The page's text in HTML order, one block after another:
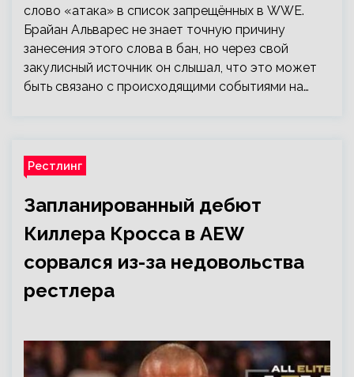
слово «атака» в список запрещённых в WWE.
Брайан Альварес не знает точную причину
занесения этого слова в бан, но через свой
закулисный источник он слышал, что это может
быть связано с происходящими событиями на…
Рестлинг
Запланированный дебют
Киллера Кросса в AEW
сорвался из-за недовольства
рестлера